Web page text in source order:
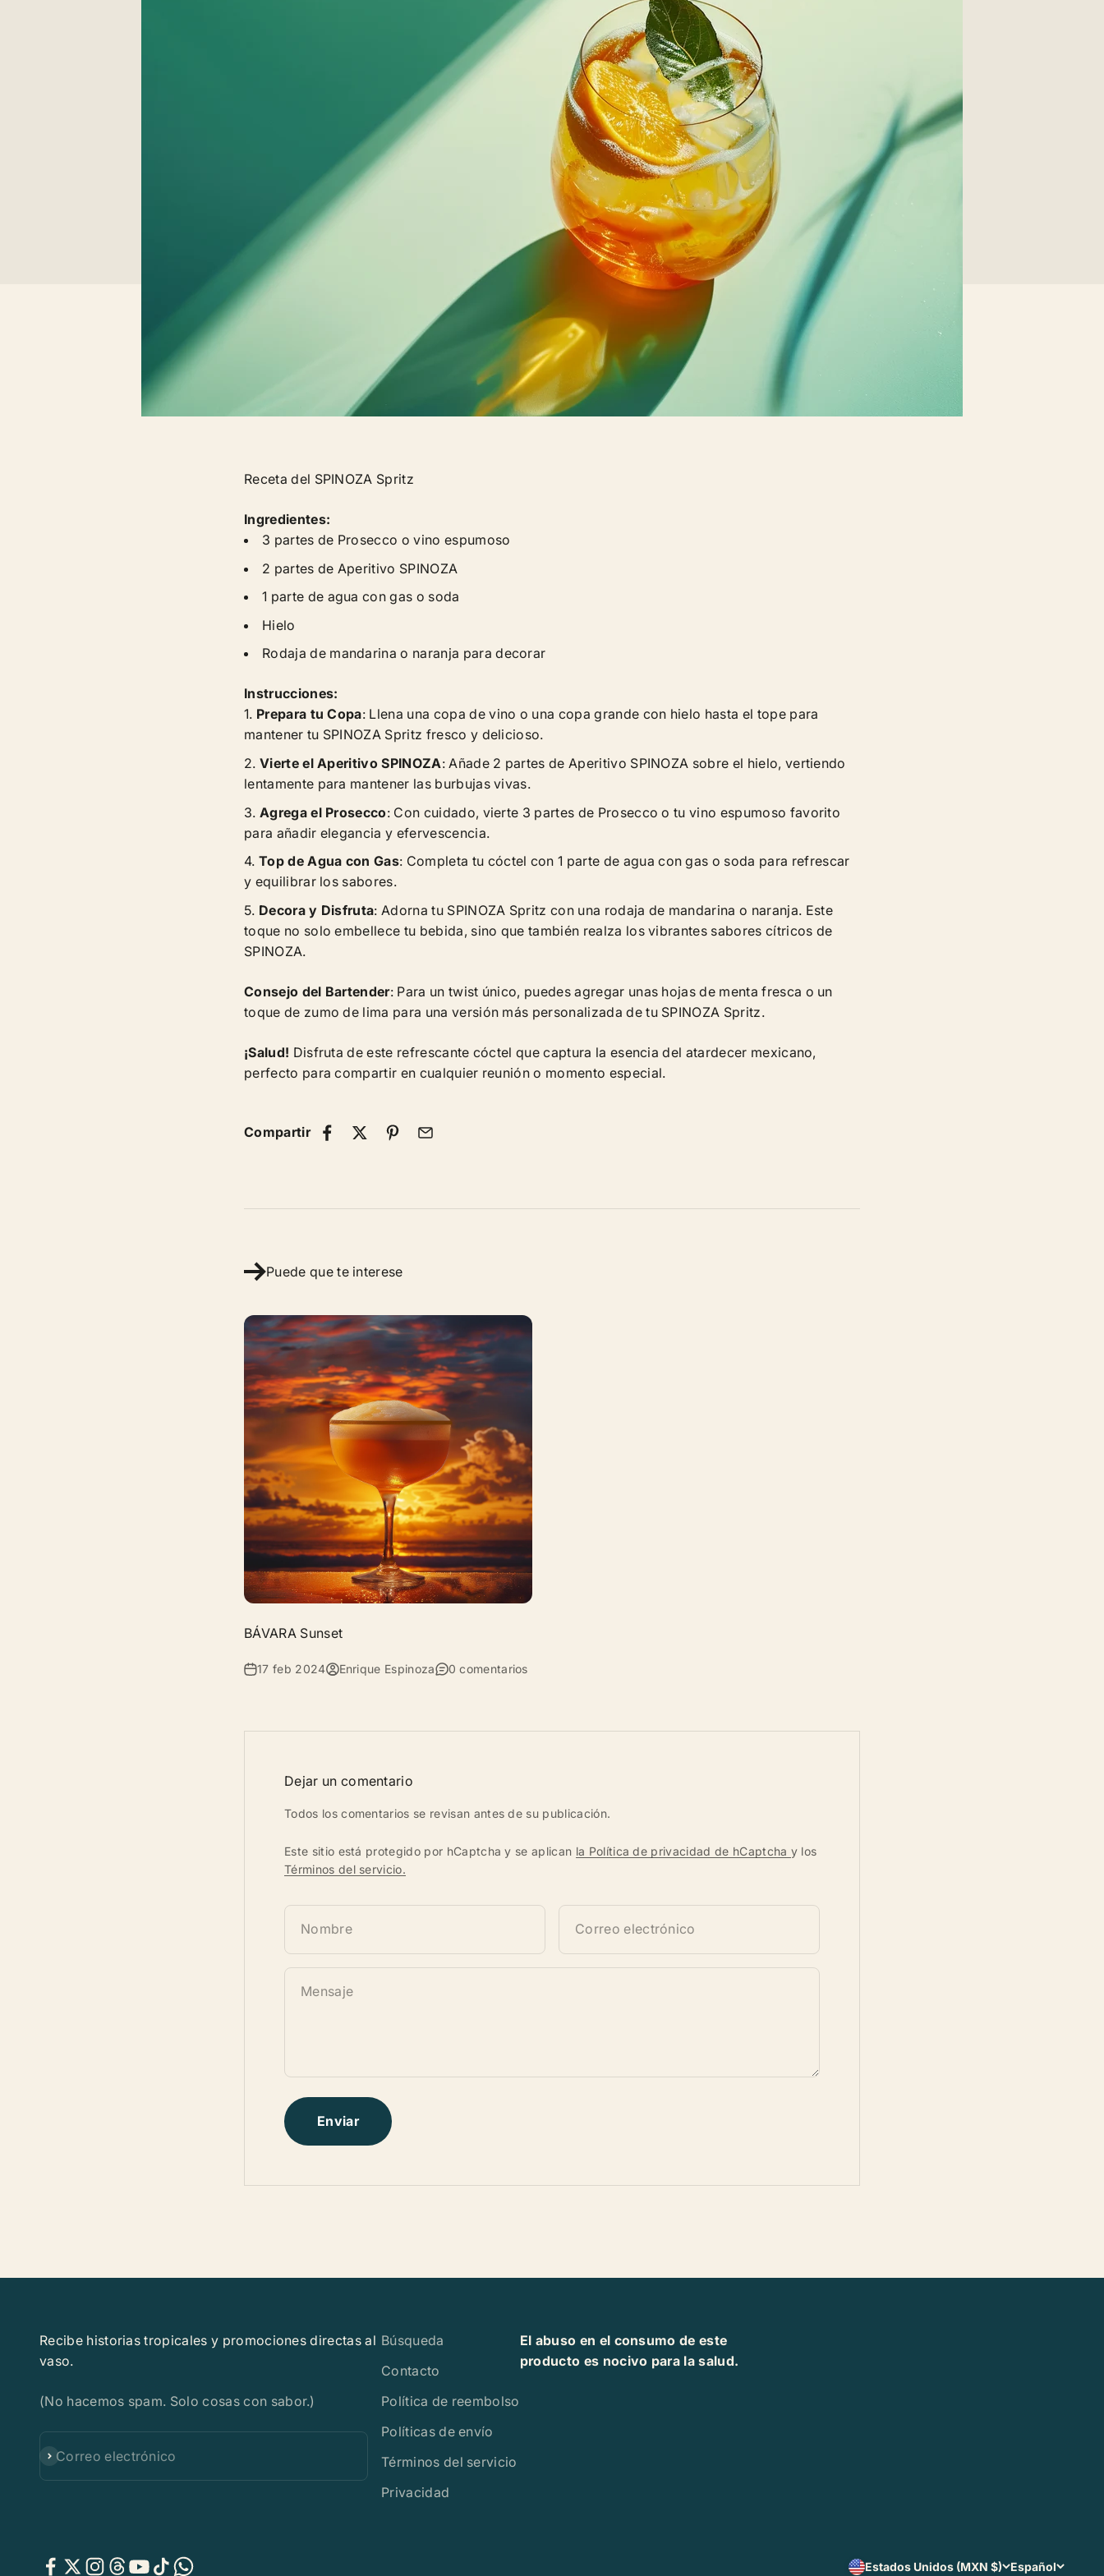
Receta del SPINOZA Spritz
Ingredientes:
3 partes de Prosecco o vino espumoso
2 partes de Aperitivo SPINOZA
1 parte de agua con gas o soda
Hielo
Rodaja de mandarina o naranja para decorar
Instrucciones:
Prepara tu Copa: Llena una copa de vino o una copa grande con hielo hasta el tope para
mantener tu SPINOZA Spritz fresco y delicioso.
Vierte el Aperitivo SPINOZA: Añade 2 partes de Aperitivo SPINOZA sobre el hielo, vertiendo
lentamente para mantener las burbujas vivas.
Agrega el Prosecco: Con cuidado, vierte 3 partes de Prosecco o tu vino espumoso favorito
para añadir elegancia y efervescencia.
Top de Agua con Gas: Completa tu cóctel con 1 parte de agua con gas o soda para refrescar
y equilibrar los sabores.
Decora y Disfruta: Adorna tu SPINOZA Spritz con una rodaja de mandarina o naranja. Este
toque no solo embellece tu bebida, sino que también realza los vibrantes sabores cítricos de
SPINOZA.
Consejo del Bartender: Para un twist único, puedes agregar unas hojas de menta fresca o un
toque de zumo de lima para una versión más personalizada de tu SPINOZA Spritz.
¡Salud! Disfruta de este refrescante cóctel que captura la esencia del atardecer mexicano,
perfecto para compartir en cualquier reunión o momento especial.
Compartir
Puede que te interese
BÁVARA Sunset
17 feb 2024 Enrique Espinoza 0 comentarios
Dejar un comentario
Todos los comentarios se revisan antes de su publicación.
Este sitio está protegido por hCaptcha y se aplican la Política de privacidad de hCaptcha y los
Términos del servicio.
Nombre Correo electrónico
Mensaje
Enviar
Recibe historias tropicales y promociones directas al
vaso.
(No hacemos spam. Solo cosas con sabor.)
Correo electrónico
Suscribirse
Búsqueda
Contacto
Política de reembolso
Políticas de envío
Términos del servicio
Privacidad
El abuso en el consumo de este
producto es nocivo para la salud.
Estados Unidos (MXN $) Español